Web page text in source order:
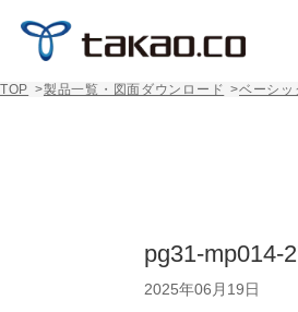
TOP >製品一覧・図面ダウンロード >ベーシッ
pg31-mp014-
2025年06月19日